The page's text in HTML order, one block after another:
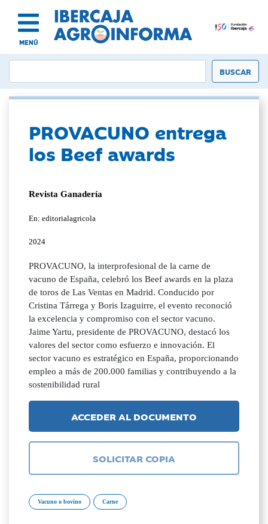
MENÚ
PROVACUNO entrega
los Beef awards
Revista Ganadería
En: editorialagricola
2024
PROVACUNO, la interprofesional de la carne de
vacuno de España, celebró los Beef awards en la plaza
de toros de Las Ventas en Madrid. Conducido por
Cristina Tárrega y Boris Izaguirre, el evento reconoció
la excelencia y compromiso con el sector vacuno.
Jaime Yartu, presidente de PROVACUNO, destacó los
valores del sector como esfuerzo e innovación. El
sector vacuno es estratégico en España, proporcionando
empleo a más de 200.000 familias y contribuyendo a la
sostenibilidad rural
ACCEDER AL DOCUMENTO
SOLICITAR COPIA
Vacuno o bovino Carne